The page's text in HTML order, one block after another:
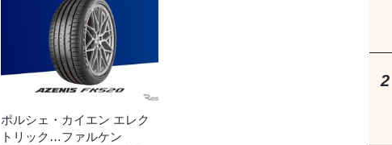
ポルシェ・カイエン エレク
トリック…ファルケン